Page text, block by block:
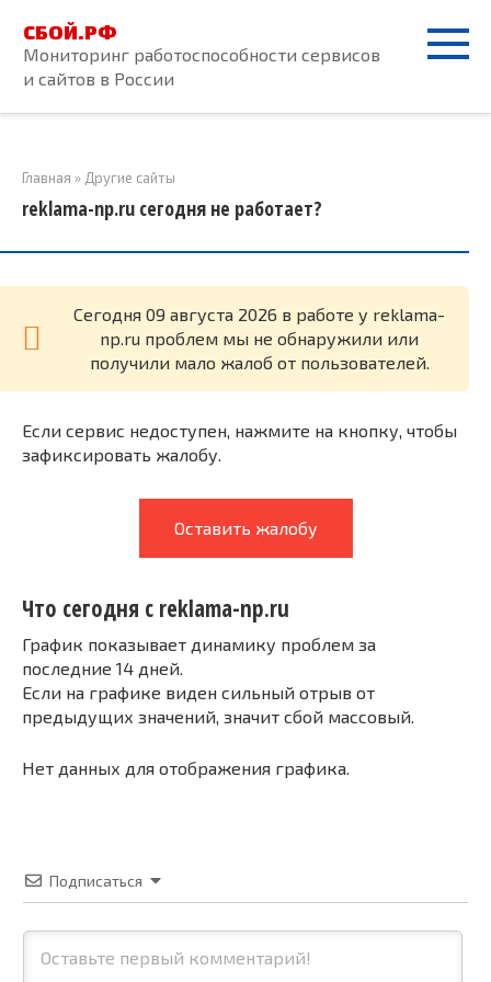
контенту
СБОЙ.РФ
Мониторинг работоспособности сервисов
и сайтов в России
Главная » Другие сайты
reklama-np.ru сегодня не работает?
Cегодня 09 августа 2026 в работе у reklama-
np.ru проблем мы не обнаружили или
получили мало жалоб от пользователей.
Если сервис недоступен, нажмите на кнопку, чтобы
зафиксировать жалобу.
Оставить жалобу
Что сегодня с reklama-np.ru
График показывает динамику проблем за
последние 14 дней.
Если на графике виден сильный отрыв от
предыдущих значений, значит сбой массовый.
Нет данных для отображения графика.
Подписаться